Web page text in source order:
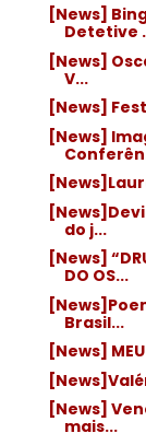
[News]
Detetive
[News]
V...
[News]
[News]
do j...
[News]
DO OS...
Brasil...
[News]
[News]
mais...